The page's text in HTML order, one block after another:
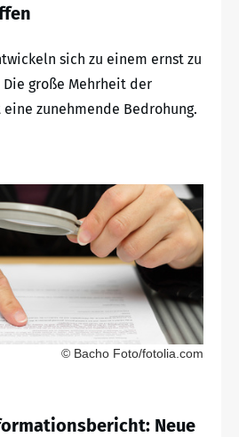
sich zu einem ernst zu
große Mehrheit der
zunehmende Bedrohung.
© Bacho Foto/fotolia.com
Neue